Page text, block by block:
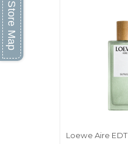
Loewe Aire EDT
Store Map